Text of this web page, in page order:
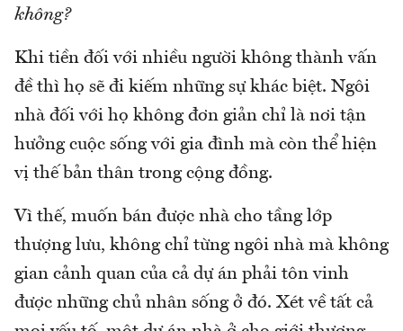
không?
Khi tiền đối với nhiều người không thành vấn
đề thì họ sẽ đi kiếm những sự khác biệt. Ngôi
nhà đối với họ không đơn giản chỉ là nơi tận
hưởng cuộc sống với gia đình mà còn thể hiện
vị thế bản thân trong cộng đồng.
Vì thế, muốn bán được nhà cho tầng lớp
thượng lưu, không chỉ từng ngôi nhà mà không
gian cảnh quan của cả dự án phải tôn vinh
được những chủ nhân sống ở đó. Xét về tất cả